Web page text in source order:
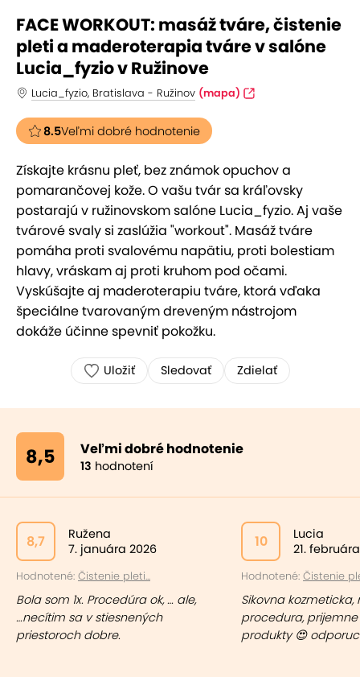
FACE WORKOUT: masáž tváre, čistenie
pleti a maderoterapia tváre v salóne
Lucia_fyzio v Ružinove
Lucia_fyzio, Bratislava - Ružinov (mapa)
8.5Veľmi dobré hodnotenie
Získajte krásnu pleť, bez známok opuchov a
pomarančovej kože. O vašu tvár sa kráľovsky
postarajú v ružinovskom salóne Lucia_fyzio. Aj vaše
tvárové svaly si zaslúžia "workout". Masáž tváre
pomáha proti svalovému napätiu, proti bolestiam
hlavy, vráskam aj proti kruhom pod očami.
Vyskúšajte aj maderoterapiu tváre, ktorá vďaka
špeciálne tvarovaným dreveným nástrojom
dokáže účinne spevniť pokožku.
Uložiť Sledovať Zdielať
8,5 Veľmi dobré hodnotenie
13 hodnotení
8,7
Ružena
7. januára 2026
Hodnotené: Čistenie pleti...
Bola som 1x. Procedúra ok, … ale,
…necítim sa v stiesnených
priestoroch dobre.
10
Lucia
21.
Hodnotené: Čistenie
Sikovna
procedura,
produkty 😍